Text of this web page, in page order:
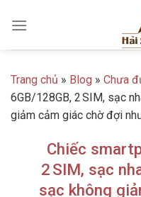
Trang chủ » Blog » Chưa
6GB/128GB, 2 SIM, sạc
giảm cảm giác chờ đợi
Chiếc
2 SIM, sạc
sạc không